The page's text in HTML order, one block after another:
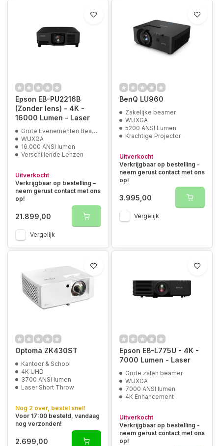
Epson EB-PU2216B
(Zonder lens) - 4K -
16000 Lumen - Laser
Grote Evenementen Beamer
WUXGA
16.000 ANSI lumen
Verschillende Lenzen
Uitverkocht
Verkrijgbaar op bestelling –
neem gerust contact met ons
op!
21.899,00
Vergelijk
BenQ LU960
Zakelijke beamer
WUXGA
5200 ANSI Lumen
Krachtige Projector
Uitverkocht
Verkrijgbaar op bestelling -
neem gerust contact met ons
op!
3.995,00
Vergelijk
Optoma ZK430ST
Kantoor & School
4K UHD
3700 ANSI lumen
Laser Short Throw
Nog 2 over, bestel snel!
Voor 17:00 besteld, vandaag
nog verzonden!
2.699,00
Epson EB-L775U - 4K -
7000 Lumen - Laser
Grote zalen beamer
WUXGA
7000 ANSI lumen
4K Enhancement
Uitverkocht
Verkrijgbaar op bestelling -
neem gerust contact met ons
op!